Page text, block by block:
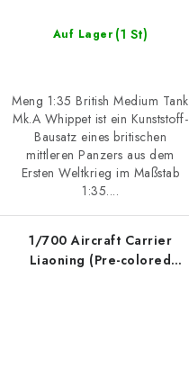
Auf Lager (1 St)
Meng 1:35 British Medium Tank
Mk.A Whippet ist ein Kunststoff-
Bausatz eines britischen
mittleren Panzers aus dem
Ersten Weltkrieg im Maßstab
1:35....
1/700 Aircraft Carrier
Liaoning (Pre-colored